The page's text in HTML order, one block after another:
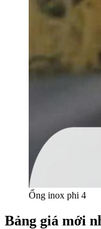
Ống inox phi 4
Bảng giá mới